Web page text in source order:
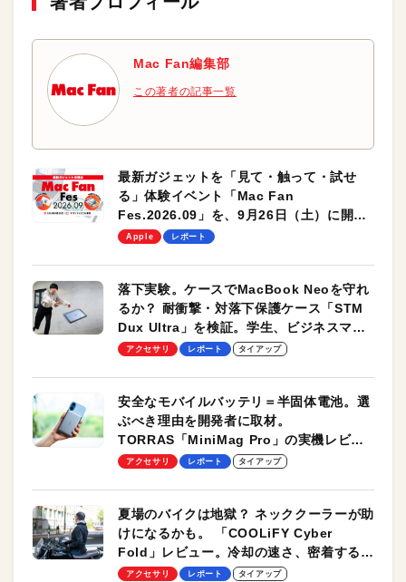
Mac Fan編集部
この著者の記事一覧
最新ガジェットを「見て・触って・試せ
る」体験イベント「Mac Fan
Fes.2026.09」を、9月26日（土）に開催
します！
Apple レポート
落下実験。ケースでMacBook Neoを守れ
るか？ 耐衝撃・対落下保護ケース「STM
Dux Ultra」を検証。学生、ビジネスマン
のモバイルユースに最適！
アクセサリ レポート タイアップ
安全なモバイルバッテリ＝半固体電池。選
ぶべき理由を開発者に取材。
TORRAS「MiniMag Pro」の実機レビュ
ーも
アクセサリ レポート タイアップ
夏場のバイクは地獄？ ネッククーラーが助
けになるかも。 「COOLiFY Cyber
Fold」レビュー。冷却の速さ、密着する冷
却プレート、シンプルな操作性がグッド！
アクセサリ レポート タイアップ